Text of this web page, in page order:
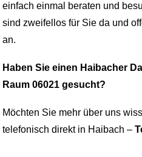
einfach einmal beraten und
sind zweifellos für Sie da und
an.
Haben Sie einen Haibacher
Raum 06021 gesucht?
Möchten Sie mehr über uns
telefonisch direkt in Haibach –